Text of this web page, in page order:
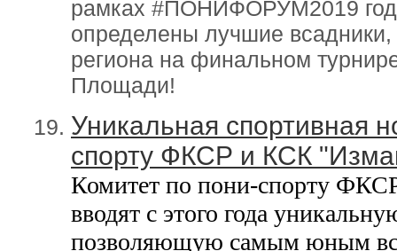
рамках #ПОНИФОРУМ2019
определены лучшие всадники,
региона на финальном
Площади!
Уникальная спортивная
спорту ФКСР и КСК
Комитет по пони-спорту
вводят с этого года
позволяющую самым юным